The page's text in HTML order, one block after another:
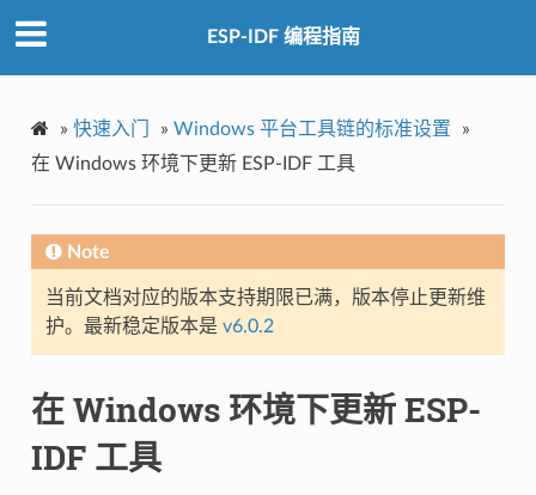
ESP-IDF 编程指南
» 快速入门 » Windows 平台工具链的标准设置
»
在 Windows 环境下更新 ESP-IDF 工具
Note
当前文档对应的版本支持期限已满，版本停止更新维
护。最新稳定版本是 v6.0.2
在 Windows 环境下更新 ESP-
IDF 工具